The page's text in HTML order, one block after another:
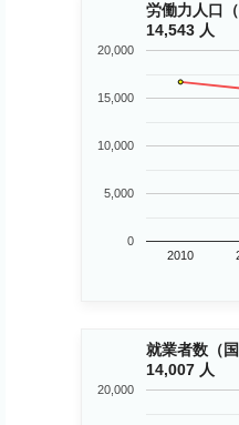
労働力人口（
14,543 人
2010
0
5,000
10,000
15,000
20,000
就業者数（国
14,007 人
20,000